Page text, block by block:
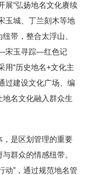
展“弘扬地名文化赓续
玉城、丁兰刻木等地
带，整合太浮山、
宋玉寻踪—红色记
用“历史地名+文化主
过建设文化广场、编
名文化融入群众生
，是区划管理的重要
群众的情感纽带。
动”，通过规范地名管